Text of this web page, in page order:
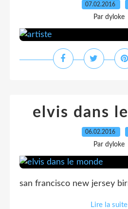
07.02.2016
Par dyloke
elvis dans
06.02.2016
Par dyloke
san francisco new jersey
Lire la suite